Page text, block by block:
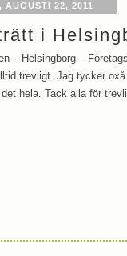
AUGUSTI 22, 2011
i
– Helsingborg –
trevligt. Jag tycker
hela. Tack alla för